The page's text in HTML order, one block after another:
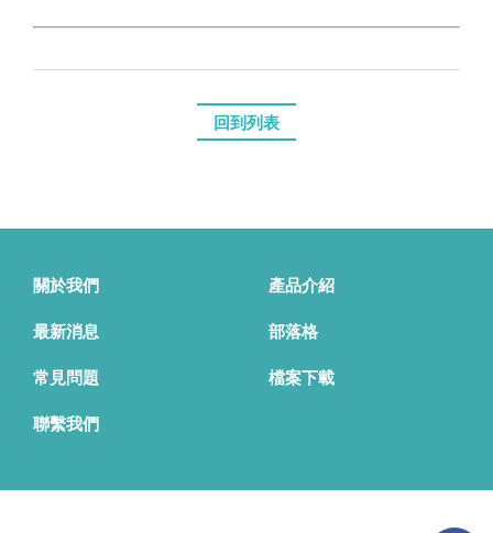
回到列表
關於我們 產品介紹
最新消息 部落格
常見問題 檔案下載
聯繫我們